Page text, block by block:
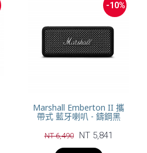
-10%
Marshall Emberton II 攜
帶式 藍牙喇叭 - 鑄鋼黑
NT 6,490 NT 5,841